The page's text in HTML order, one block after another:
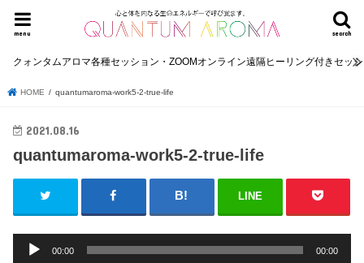
search
menu
クォンタムアロマ各種セッション・ZOOMオンライン遠隔ヒーリング付きセッ
HOME quantumaroma-work5-2-true-life
2021.08.16
quantumaroma-work5-2-true-life
LINE
00:00 00:00